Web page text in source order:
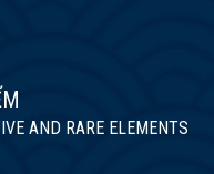
AND RARE ELEMENTS